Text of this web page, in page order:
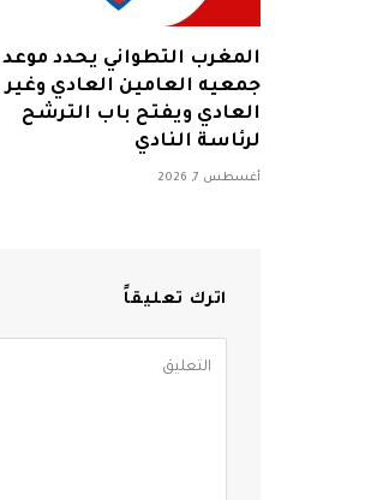
المغرب التطواني يحدد موعد
جمعيه العامين العادي وغير
العادي ويفتح باب الترشح
لرئاسة النادي
أغسطس 7, 2026
اترك تعليقاً